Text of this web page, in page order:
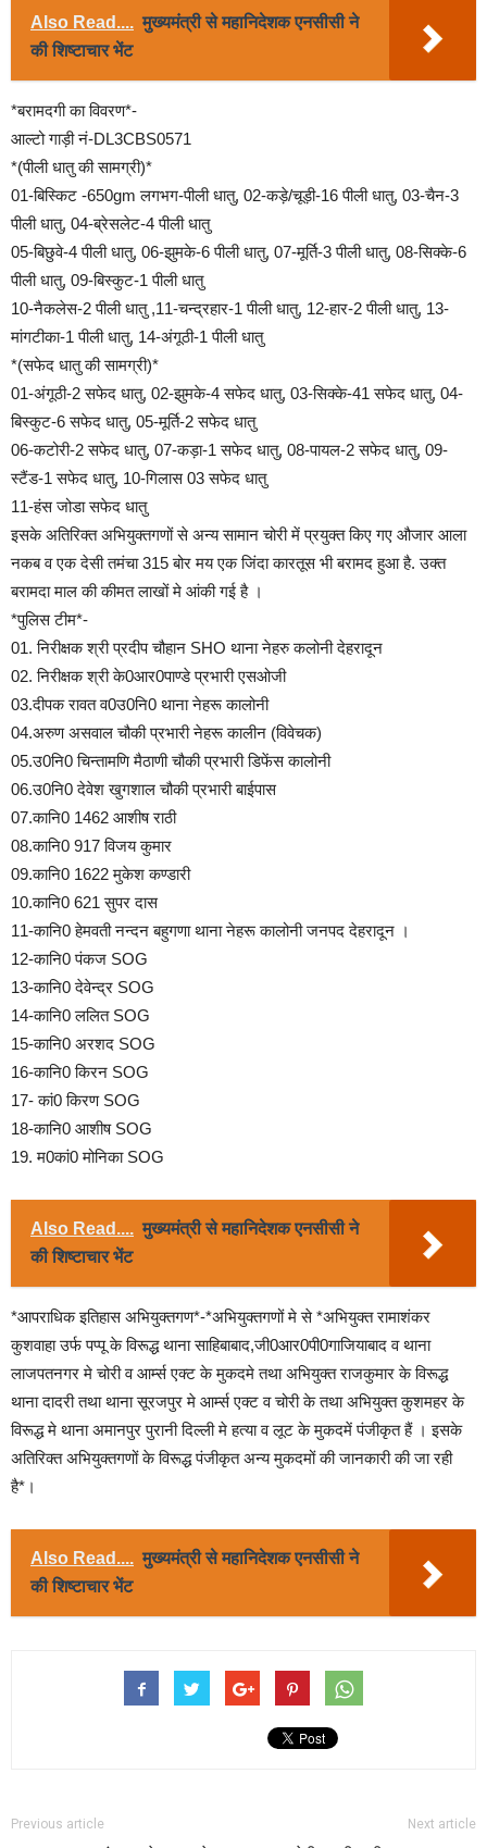
Also Read.... मुख्यमंत्री से महानिदेशक एनसीसी ने
की शिष्टाचार भेंट
*बरामदगी का विवरण*-
आल्टो गाड़ी नं-DL3CBS0571
*(पीली धातु की सामग्री)*
01-बिस्किट -650gm लगभग-पीली धातु, 02-कड़े/चूड़ी-16 पीली धातु, 03-चैन-3
पीली धातु, 04-ब्रेसलेट-4 पीली धातु
05-बिछुवे-4 पीली धातु, 06-झुमके-6 पीली धातु, 07-मूर्ति-3 पीली धातु, 08-सिक्के-6
पीली धातु, 09-बिस्कुट-1 पीली धातु
10-नैकलेस-2 पीली धातु ,11-चन्द्रहार-1 पीली धातु, 12-हार-2 पीली धातु, 13-
मांगटीका-1 पीली धातु, 14-अंगूठी-1 पीली धातु
*(सफेद धातु की सामग्री)*
01-अंगूठी-2 सफेद धातु, 02-झुमके-4 सफेद धातु, 03-सिक्के-41 सफेद धातु, 04-
बिस्कुट-6 सफेद धातु, 05-मूर्ति-2 सफेद धातु
06-कटोरी-2 सफेद धातु, 07-कड़ा-1 सफेद धातु, 08-पायल-2 सफेद धातु, 09-
स्टैंड-1 सफेद धातु, 10-गिलास 03 सफेद धातु
11-हंस जोडा सफेद धातु
इसके अतिरिक्त अभियुक्तगणों से अन्य सामान चोरी में प्रयुक्त किए गए औजार आला
नकब व एक देसी तमंचा 315 बोर मय एक जिंदा कारतूस भी बरामद हुआ है. उक्त
बरामदा माल की कीमत लाखों मे आंकी गई है ।
*पुलिस टीम*-
01. निरीक्षक श्री प्रदीप चौहान SHO थाना नेहरु कलोनी देहरादून
02. निरीक्षक श्री के0आर0पाण्डे प्रभारी एसओजी
03.दीपक रावत व0उ0नि0 थाना नेहरू कालोनी
04.अरुण असवाल चौकी प्रभारी नेहरू कालीन (विवेचक)
05.उ0नि0 चिन्तामणि मैठाणी चौकी प्रभारी डिफेंस कालोनी
06.उ0नि0 देवेश खुगशाल चौकी प्रभारी बाईपास
07.कानि0 1462 आशीष राठी
08.कानि0 917 विजय कुमार
09.कानि0 1622 मुकेश कण्डारी
10.कानि0 621 सुपर दास
11-कानि0 हेमवती नन्दन बहुगणा थाना नेहरू कालोनी जनपद देहरादून ।
12-कानि0 पंकज SOG
13-कानि0 देवेन्द्र SOG
14-कानि0 ललित SOG
15-कानि0 अरशद SOG
16-कानि0 किरन SOG
17- कां0 किरण SOG
18-कानि0 आशीष SOG
19. म0कां0 मोनिका SOG
Also Read.... मुख्यमंत्री से महानिदेशक एनसीसी ने
की शिष्टाचार भेंट
*आपराधिक इतिहास अभियुक्तगण*-*अभियुक्तगणों मे से *अभियुक्त रामाशंकर
कुशवाहा उर्फ पप्पू के विरूद्ध थाना साहिबाबाद,जी0आर0पी0गाजियाबाद व थाना
लाजपतनगर मे चोरी व आर्म्स एक्ट के मुकदमे तथा अभियुक्त राजकुमार के विरूद्ध
थाना दादरी तथा थाना सूरजपुर मे आर्म्स एक्ट व चोरी के तथा अभियुक्त कुशमहर के
विरूद्ध मे थाना अमानपुर पुरानी दिल्ली मे हत्या व लूट के मुकदमें पंजीकृत हैं । इसके
अतिरिक्त अभियुक्तगणों के विरूद्ध पंजीकृत अन्य मुकदमों की जानकारी की जा रही
है*।
Also Read.... मुख्यमंत्री से महानिदेशक एनसीसी ने
की शिष्टाचार भेंट
Previous article Next article